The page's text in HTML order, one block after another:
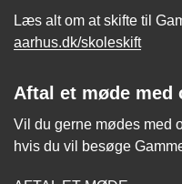
Læs alt om at skifte til
aarhus.dk/skoleskift
Aftal et møde med
Vil du gerne mødes med
hvis du vil besøge